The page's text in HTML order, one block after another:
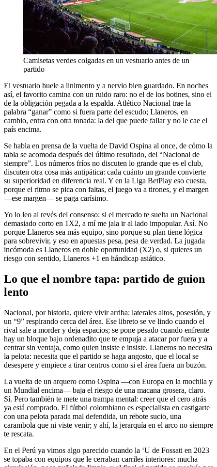
Camisetas verdes colgadas en un vestuario antes de un
partido
El vestuario huele a linimento y a nervio bien guardado. En noches
así, el favorito camina con un ruido raro: no el de los botines, sino el
de la obligación pegada a la espalda. Atlético Nacional trae la
palabra “ganar” como si fuera parte del escudo; Llaneros, en
cambio, entra con otra tonada: la del que puede fallar y no le cae el
país encima.
Se habla en prensa de la vuelta de David Ospina al once, de cómo la
tabla se acomoda después del último resultado, del “Nacional de
siempre”. Los números fríos no discuten lo grande que es el club,
discuten otra cosa más antipática: cada cuánto un grande convierte
su superioridad en diferencia real. Y en la Liga BetPlay eso cuesta,
porque el ritmo se pica con faltas, el juego va a tirones, y el margen
—ese margen— se paga carísimo.
Yo lo leo al revés del consenso: si el mercado te suelta un Nacional
demasiado corto en 1X2, a mí me jala ir al lado impopular. Así. No
porque Llaneros sea más equipo, sino porque su plan tiene lógica
para sobrevivir, y eso en apuestas pesa, pesa de verdad. La jugada
incómoda es Llaneros en doble oportunidad (X2) o, si quieres un
riesgo con sentido, Llaneros +1 en hándicap asiático.
Lo que el nombre tapa: partido de guion
lento
Nacional, por historia, quiere vivir arriba: laterales altos, posesión, y
un “9” respirando cerca del área. Ese libreto se ve lindo cuando el
rival sale a morder y deja espacios; se pone pesado cuando enfrente
hay un bloque bajo ordenadito que te empuja a atacar por fuera y a
centrar sin ventaja, como quien insiste e insiste. Llaneros no necesita
la pelota: necesita que el partido se haga angosto, que el local se
desespere y empiece a tirar centros como si el área fuera un buzón.
La vuelta de un arquero como Ospina —con Europa en la mochila y
un Mundial encima— baja el riesgo de una macana grosera, claro.
Sí. Pero también te mete una trampa mental: creer que el cero atrás
ya está comprado. El fútbol colombiano es especialista en castigarte
con una pelota parada mal defendida, un rebote sucio, una
carambola que ni viste venir; y ahí, la jerarquía en el arco no siempre
te rescata.
En el Perú ya vimos algo parecido cuando la ‘U de Fossati en 2023
se topaba con equipos que le cerraban carriles interiores: mucha